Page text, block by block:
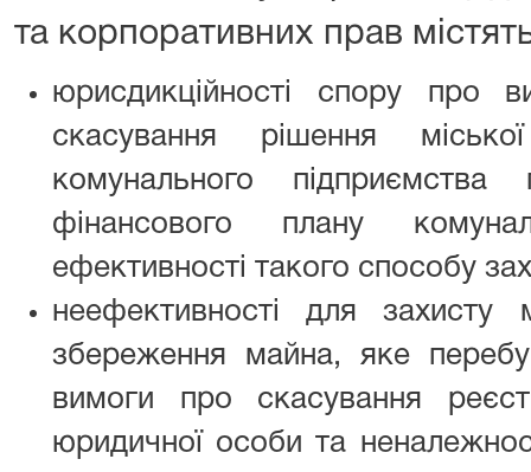
та корпоративних прав
юрисдикційності спору про
скасування рішення
комунального
фінансового плану
ефективності такого способу
неефективності для захисту
збереження майна, яке
вимоги про скасування
юридичної особи та